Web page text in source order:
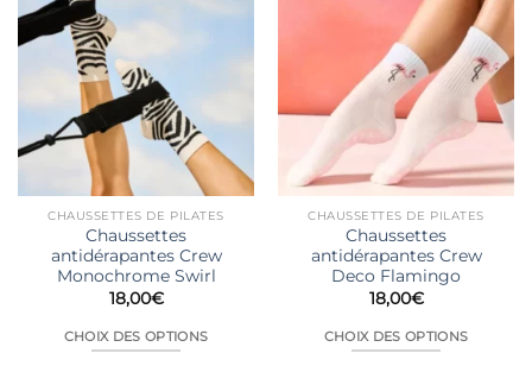
CHAUSSETTES DE PILATES
Chaussettes
antidérapantes Crew
Monochrome Swirl
18,00€
CHOIX DES OPTIONS
CHAUSSETTES DE PILATES
Chaussettes
antidérapantes Crew
Deco Flamingo
18,00€
CHOIX DES OPTIONS